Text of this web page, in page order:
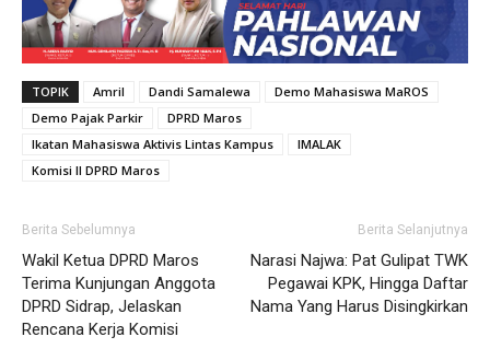
TOPIK Amril Dandi Samalewa
Demo Mahasiswa MaROS
Demo Pajak Parkir
DPRD Maros
Ikatan Mahasiswa Aktivis Lintas Kampus
IMALAK
Komisi II DPRD Maros
Berita Sebelumnya
Wakil Ketua DPRD Maros
Terima Kunjungan Anggota
DPRD Sidrap, Jelaskan
Rencana Kerja Komisi
Berita Selanjutnya
Narasi Najwa: Pat Gulipat TWK
Pegawai KPK, Hingga Daftar
Nama Yang Harus Disingkirkan